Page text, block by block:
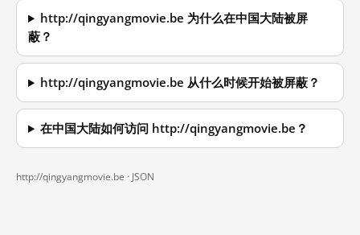
http://qingyangmovie.be 为什么在中国大陆被屏
蔽？
http://qingyangmovie.be 从什么时候开始被屏蔽？
在中国大陆如何访问 http://qingyangmovie.be？
http://qingyangmovie.be · JSON